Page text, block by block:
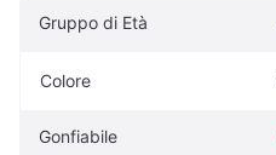
Gruppo di Età
Colore
Gonfiabile